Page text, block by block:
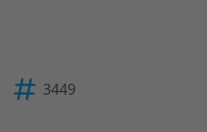
3449